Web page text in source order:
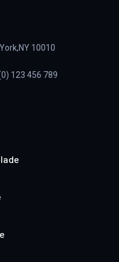
10010
123 456 789